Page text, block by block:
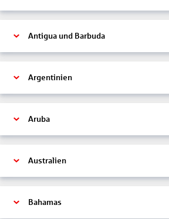
Antigua und Barbuda
Argentinien
Aruba
Australien
Bahamas